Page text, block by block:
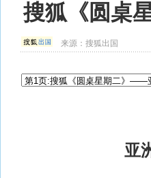
搜狐《圆桌
来源：搜狐出国
亚洲